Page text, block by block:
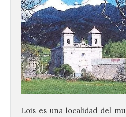
Lois es una localidad del